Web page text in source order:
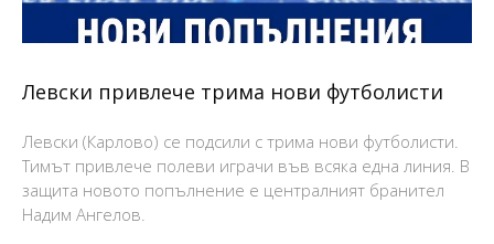
Левски привлече трима нови футболисти
Левски (Карлово) се подсили с трима нови футболисти.
Тимът привлече полеви играчи във всяка една линия. В
защита новото попълнение е централният бранител
Надим Ангелов.